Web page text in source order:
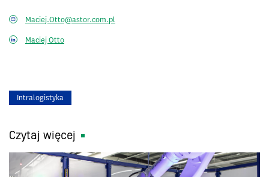
Maciej.Otto@astor.com.pl
Maciej Otto
Intralogistyka
Czytaj więcej